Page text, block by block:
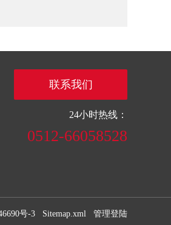
联系我们
24小时热线：
0512-66058528
号-3 Sitemap.xml 管理登陆